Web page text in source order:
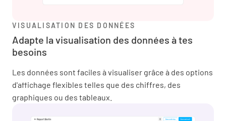
VISUALISATION DES DONNÉES
Adapte la visualisation des données à tes
besoins
Les données sont faciles à visualiser grâce à des options
d'affichage flexibles telles que des chiffres, des
graphiques ou des tableaux.